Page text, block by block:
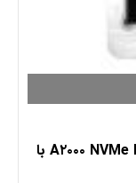
حافظه اس اس دی کینگستون مدل A۲۰۰۰ NVMe PCIe با